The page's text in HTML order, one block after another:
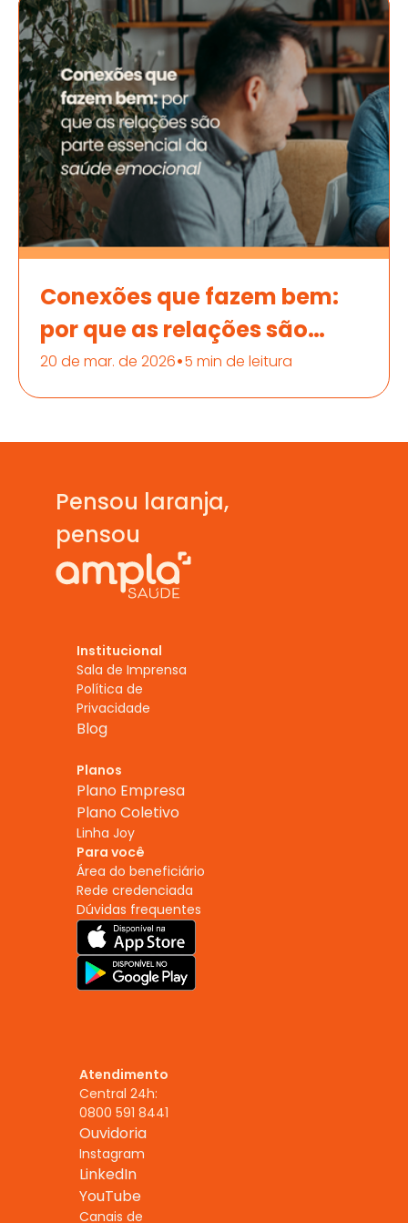
Conexões que fazem bem:
por que as relações são
parte essencial da saúde
emocional
20 de mar. de 2026•5 min de leitura
Pensou laranja,
pensou
Institucional
Sala de Imprensa
Política de
Privacidade
Blog
Planos
Plano Empresa
Plano Coletivo
Linha Joy
Para você
Área do beneficiário
Rede credenciada
Dúvidas frequentes
Atendimento
Central 24h:
0800 591 8441
Ouvidoria
Instagram
LinkedIn
YouTube
Canais de